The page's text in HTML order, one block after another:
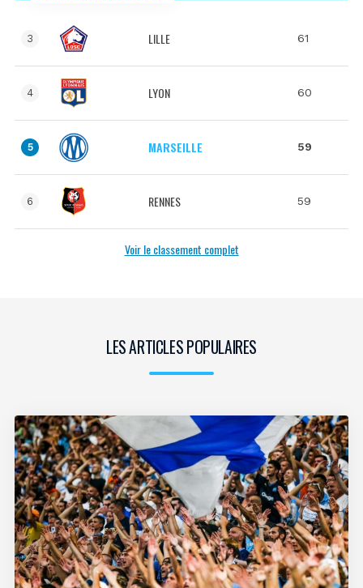
3 LILLE 61
4 LYON 60
5 MARSEILLE 59
6 RENNES 59
Voir le classement complet
LES ARTICLES POPULAIRES